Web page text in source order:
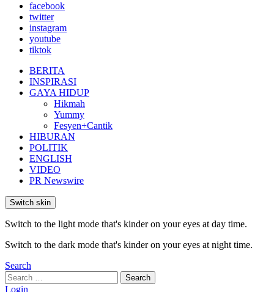
facebook
twitter
instagram
youtube
tiktok
BERITA
INSPIRASI
GAYA HIDUP
Hikmah
Yummy
Fesyen+Cantik
HIBURAN
POLITIK
ENGLISH
VIDEO
PR Newswire
Switch skin
Switch to the light mode that's kinder on your eyes at day time.
Switch to the dark mode that's kinder on your eyes at night time.
Search
Search
for:
Search
Login